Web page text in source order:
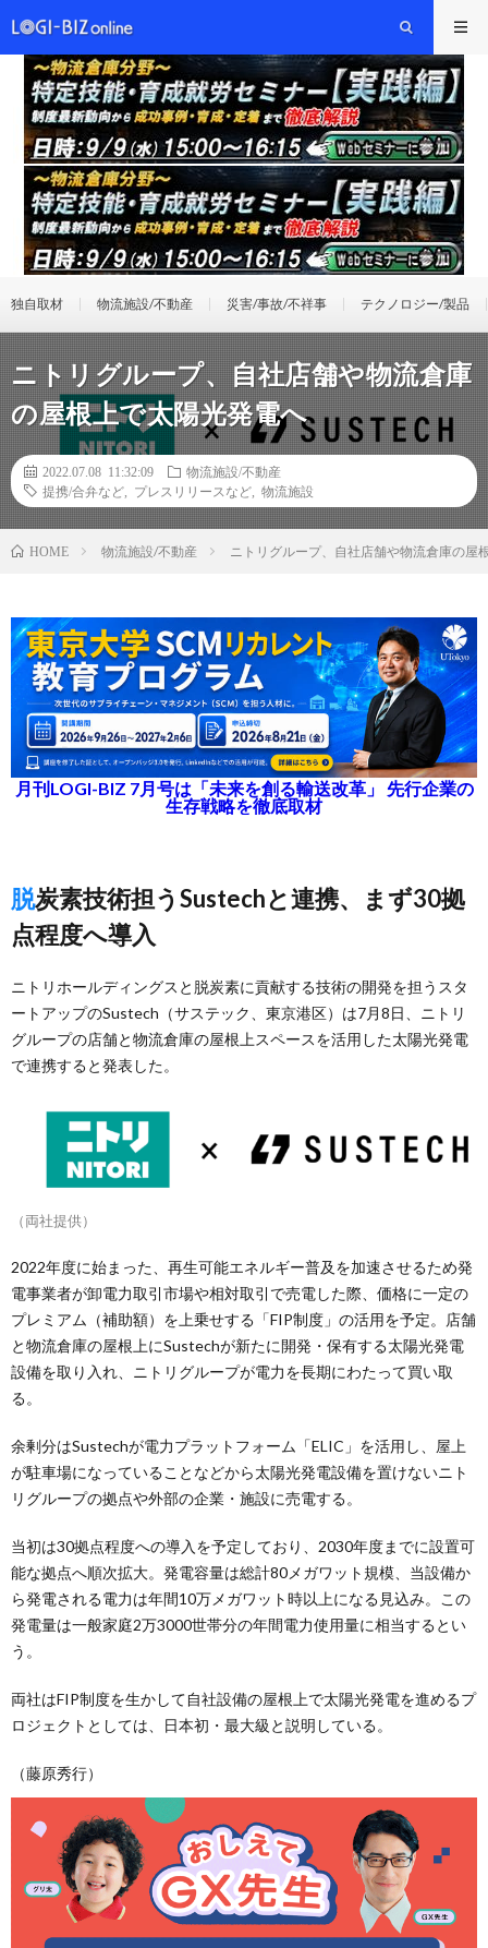
独自取材 物流施設/不動産 災害/事故/不祥事 テクノロジー/製品
ニトリグループ、自社店舗や物流倉庫
の屋根上で太陽光発電へ
2022.07.08 11:32:09
物流施設/不動産
提携/合弁など
プレスリリースなど 物流施設
HOME 物流施設/不動産 ニトリグループ、自社店舗や物流倉庫の屋
月刊LOGI-BIZ 7月号は「未来を創る輸送改革」 先行企業の
生存戦略を徹底取材
脱炭素技術担うSustechと連携、まず30拠
点程度へ導入
ニトリホールディングスと脱炭素に貢献する技術の開発を担うスタ
ートアップのSustech（サステック、東京港区）は7月8日、ニトリ
グループの店舗と物流倉庫の屋根上スペースを活用した太陽光発電
で連携すると発表した。
（両社提供）
2022年度に始まった、再生可能エネルギー普及を加速させるため発
電事業者が卸電力取引市場や相対取引で売電した際、価格に一定の
プレミアム（補助額）を上乗せする「FIP制度」の活用を予定。店舗
と物流倉庫の屋根上にSustechが新たに開発・保有する太陽光発電
設備を取り入れ、ニトリグループが電力を長期にわたって買い取
る。
余剰分はSustechが電力プラットフォーム「ELIC」を活用し、屋上
が駐車場になっていることなどから太陽光発電設備を置けないニト
リグループの拠点や外部の企業・施設に売電する。
当初は30拠点程度への導入を予定しており、2030年度までに設置可
能な拠点へ順次拡大。発電容量は総計80メガワット規模、当設備か
ら発電される電力は年間10万メガワット時以上になる見込み。この
発電量は一般家庭2万3000世帯分の年間電力使用量に相当するとい
う。
両社はFIP制度を生かして自社設備の屋根上で太陽光発電を進めるプ
ロジェクトとしては、日本初・最大級と説明している。
（藤原秀行）